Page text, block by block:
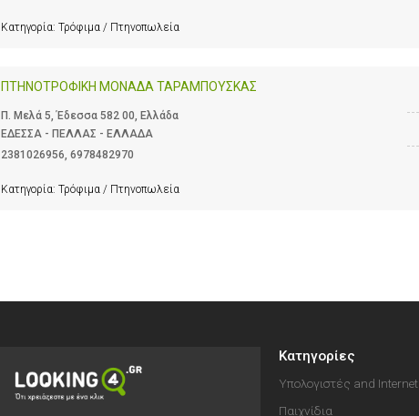
Κατηγορία: Τρόφιμα / Πτηνοπωλεία
ΠΤΗΝΟΤΡΟΦΙΚΗ ΜΟΝΑΔΑ ΤΑΡΑΜΠΟΥΣΚΑΣ
Π. Μελά 5, Έδεσσα 582 00, Ελλάδα
ΕΔΕΣΣΑ - ΠΕΛΛΑΣ - ΕΛΛΑΔΑ
2381026956 6978482970
Κατηγορία: Τρόφιμα / Πτηνοπωλεία
Κατηγορίες
Υπολογιστές and Internet
Παιχνίδια